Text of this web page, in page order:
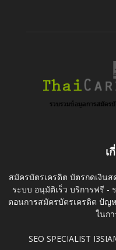
เ
สมัครบัตรเครดิต บัตรกดเงิน
ระบบ อนุมัติเร็ว บริการฟรี -
ตอนการสมัครบัตรเครดิต ปัญ
ในก
SEO SPECIALIST